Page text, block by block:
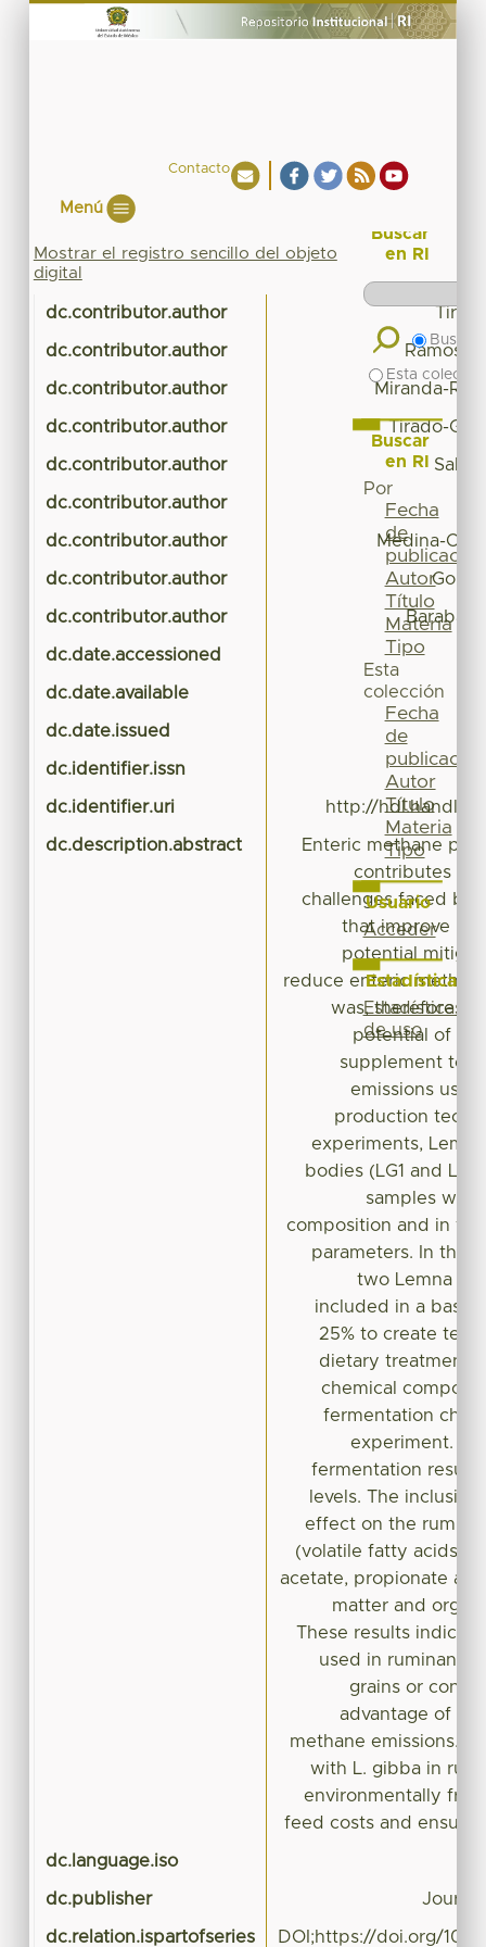
Contacto
Menú
Mostrar el registro sencillo del objeto
digital
dc.contributor.author
dc.contributor.author Ramos-
dc.contributor.author Miranda-
dc.contributor.author Tirado-
dc.contributor.author
dc.contributor.author
dc.contributor.author Medina-
dc.contributor.author
dc.contributor.author
dc.date.accessioned
dc.date.available
dc.date.issued
dc.identifier.issn
dc.identifier.uri http://
dc.description.abstract
Enteric methane
contributes to
challenges faced by
that improve
potential
reduce enteric
was, therefore,
potential of
supplement to
emissions
production
experiments,
bodies (LG1 and
samples
composition and in
parameters. In the
two Lemna
included in a basal
25% to create ten
dietary treatments
chemical
fermentation
experiment.
fermentation
levels. The
effect on the
(volatile fatty acids,
acetate, propionate
matter and
These results
used in ruminant
grains or
advantage of
methane emissions.
with L. gibba in
environmentally
feed costs and ensure
dc.language.iso
dc.publisher
dc.relation.ispartofseries DOI;https://doi.org/
Buscar
en RI
Buscar
Esta
Buscar
en RI
Por
Fecha
de
publicación
Autor
Título
Materia
Tipo
Esta
colección
Fecha
de
publicación
Autor
Título
Materia
Tipo
Usuario
Acceder
Estadísticas
Estadísticas
de uso